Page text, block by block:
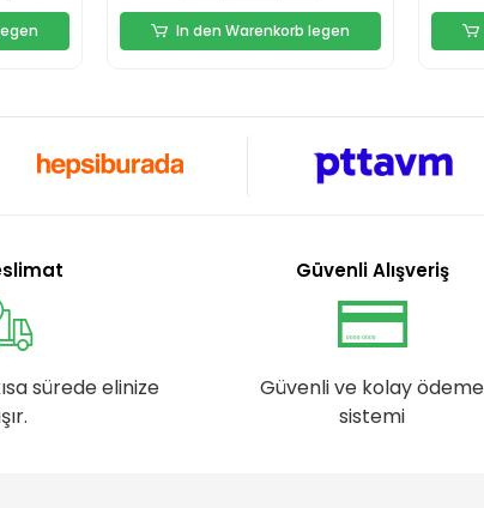
In den Warenkorb legen
sürede elinize
Güvenli Alışveriş
Güvenli ve kolay ödeme
sistemi